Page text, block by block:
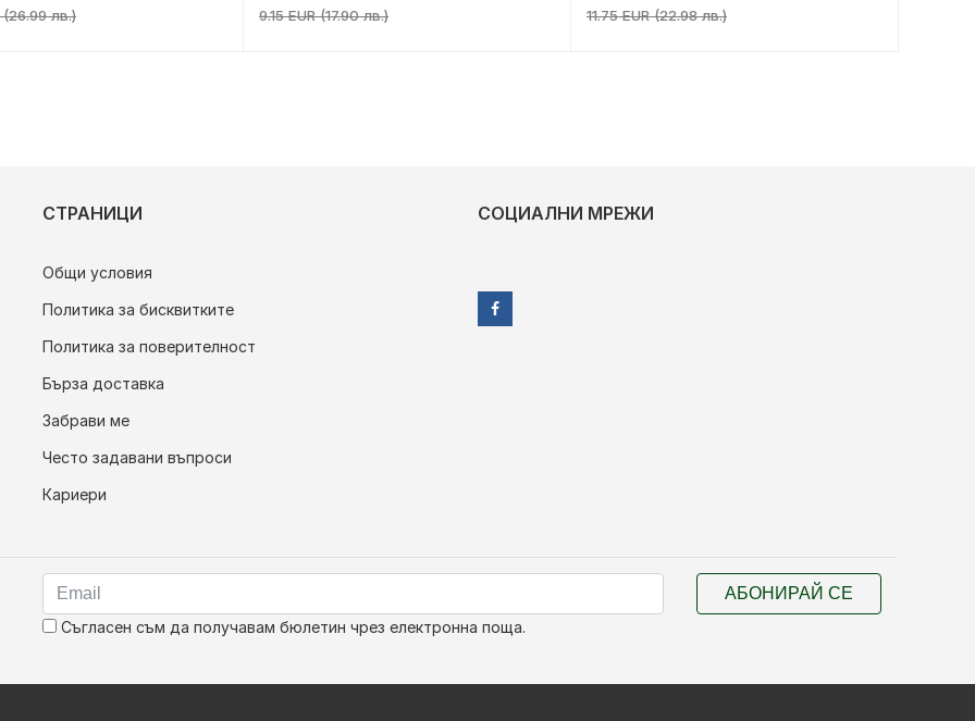
(26.99 лв.) 9.15 EUR (17.90 лв.) 11.75 EUR (22.98 лв.)
СТРАНИЦИ
Общи условия
Политика за бисквитките
Политика за поверителност
Бърза доставка
Забрави ме
Често задавани въпроси
Кариери
СОЦИАЛНИ МРЕЖИ
Съгласен съм да получавам бюлетин чрез електронна поща.
АБОНИРАЙ СЕ